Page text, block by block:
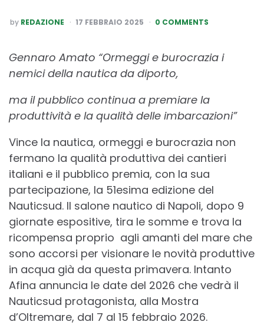
POSTED
BY
by REDAZIONE 17 FEBBRAIO 2025 0 COMMENTS
Gennaro Amato “Ormeggi e burocrazia i
nemici della nautica da diporto,
ma il pubblico continua a premiare la
produttività e la qualità delle imbarcazioni”
Vince la nautica, ormeggi e burocrazia non
fermano la qualità produttiva dei cantieri
italiani e il pubblico premia, con la sua
partecipazione, la 51esima edizione del
Nauticsud. Il salone nautico di Napoli, dopo 9
giornate espositive, tira le somme e trova la
ricompensa proprio agli amanti del mare che
sono accorsi per visionare le novità produttive
in acqua già da questa primavera. Intanto
Afina annuncia le date del 2026 che vedrà il
Nauticsud protagonista, alla Mostra
d’Oltremare, dal 7 al 15 febbraio 2026.